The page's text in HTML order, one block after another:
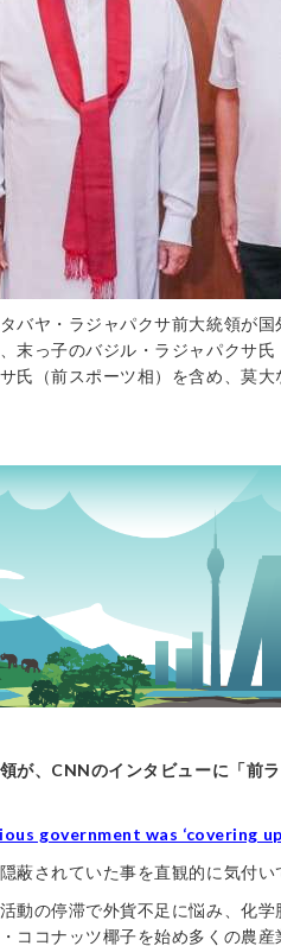
バヤ・ラジャパクサ前大統領が
末っ子のバジル・ラジャパクサ
氏（前スポーツ相）を含め、莫
が、CNNのインタビューに「前
government was ‘covering
蔽されていた事を直観的に気付い
動の停滞で外貨不足に悩み、化
ココナッツ椰子を始め多くの農